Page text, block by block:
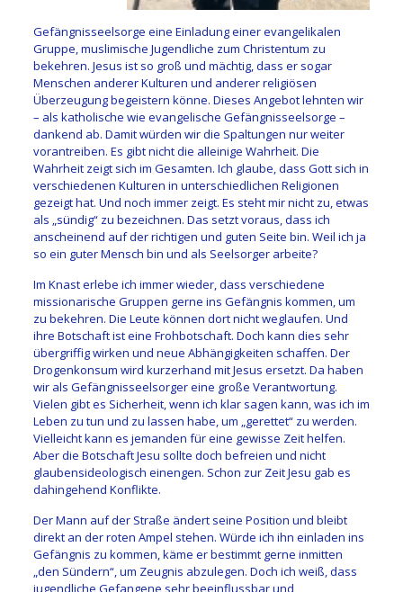
Gefängnisseelsorge eine Einladung einer evangelikalen
Gruppe, muslimische Jugendliche zum Christentum zu
bekehren. Jesus ist so groß und mächtig, dass er sogar
Menschen anderer Kulturen und anderer religiösen
Überzeugung begeistern könne. Dieses Angebot lehnten wir
– als katholische wie evangelische Gefängnisseelsorge –
dankend ab. Damit würden wir die Spaltungen nur weiter
vorantreiben. Es gibt nicht die alleinige Wahrheit. Die
Wahrheit zeigt sich im Gesamten. Ich glaube, dass Gott sich in
verschiedenen Kulturen in unterschiedlichen Religionen
gezeigt hat. Und noch immer zeigt. Es steht mir nicht zu, etwas
als „sündig“ zu bezeichnen. Das setzt voraus, dass ich
anscheinend auf der richtigen und guten Seite bin. Weil ich ja
so ein guter Mensch bin und als Seelsorger arbeite?
Im Knast erlebe ich immer wieder, dass verschiedene
missionarische Gruppen gerne ins Gefängnis kommen, um
zu bekehren. Die Leute können dort nicht weglaufen. Und
ihre Botschaft ist eine Frohbotschaft. Doch kann dies sehr
übergriffig wirken und neue Abhängigkeiten schaffen. Der
Drogenkonsum wird kurzerhand mit Jesus ersetzt. Da haben
wir als Gefängnisseelsorger eine große Verantwortung.
Vielen gibt es Sicherheit, wenn ich klar sagen kann, was ich im
Leben zu tun und zu lassen habe, um „gerettet“ zu werden.
Vielleicht kann es jemanden für eine gewisse Zeit helfen.
Aber die Botschaft Jesu sollte doch befreien und nicht
glaubensideologisch einengen. Schon zur Zeit Jesu gab es
dahingehend Konflikte.
Der Mann auf der Straße ändert seine Position und bleibt
direkt an der roten Ampel stehen. Würde ich ihn einladen ins
Gefängnis zu kommen, käme er bestimmt gerne inmitten
„den Sündern“, um Zeugnis abzulegen. Doch ich weiß, dass
jugendliche Gefangene sehr beeinflussbar und